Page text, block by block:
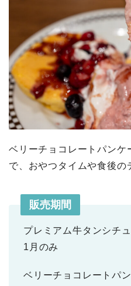
ベリーチョコレートパンケ
で、おやつタイムや食後の
販売期間
プレミアム牛タンシチ
1月のみ
ベリーチョコレートパン